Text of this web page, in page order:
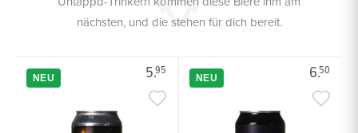
nächsten, und die stehen für dich bereit.
5.95
NEU 6.50
NEU